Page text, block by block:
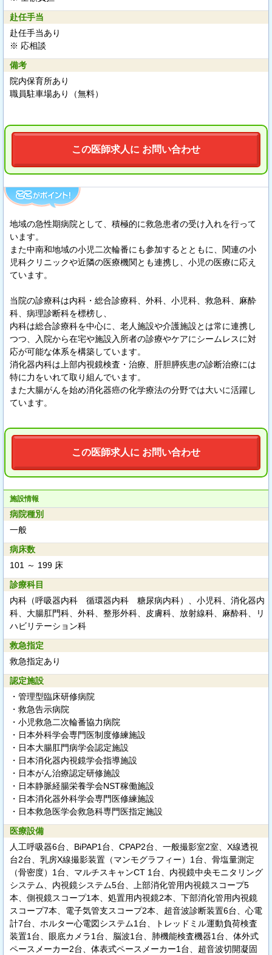
赴任手当
赴任手当あり
※ 応相談
備考
院内保育所あり
職員駐車場あり（無料）
この医師求人に お問い合わせ
地域の急性期病院として、積極的に救急患者の受け入れを行って
います。
また中南和地域の小児二次輪番にも参加するとともに、関連の小
児科クリニックや近隣の医療機関とも連携し、小児の医療に応え
ています。
当院の診療科は内科・総合診療科、外科、小児科、救急科、麻酔
科、病理診断科を標榜し、
内科は総合診療科を中心に、老人施設や介護施設とは常に連携し
つつ、入院から在宅や施設入所者の診療やケアにシームレスに対
応が可能な体系を構築しています。
消化器内科は上部内視鏡検査・治療、肝胆膵疾患の診断治療には
特に力をいれて取り組んでいます。
また大腸がんを始め消化器癌の化学療法の分野では大いに活躍し
ています。
この医師求人に お問い合わせ
施設情報
病院種別
一般
病床数
101 ～ 199 床
診療科目
内科（呼吸器内科 循環器内科 糖尿病内科）、小児科、消化器内
科、大腸肛門科、外科、整形外科、皮膚科、放射線科、麻酔科、リ
ハビリテーション科
救急指定
救急指定あり
認定施設
・管理型臨床研修病院
・救急告示病院
・小児救急二次輪番協力病院
・日本外科学会専門医制度修練施設
・日本大腸肛門病学会認定施設
・日本消化器内視鏡学会指導施設
・日本がん治療認定研修施設
・日本静脈経腸栄養学会NST稼働施設
・日本消化器外科学会専門医修練施設
・日本救急医学会救急科専門医指定施設
医療設備
人工呼吸器6台、BiPAP1台、CPAP2台、一般撮影室2室、X線透視
台2台、乳房X線撮影装置（マンモグラフィー）1台、骨塩量測定
（骨密度）1台、マルチスキャンCT 1台、内視鏡中央モニタリング
システム、内視鏡システム5台、上部消化管用内視鏡スコープ5
本、側視鏡スコープ1本、処置用内視鏡2本、下部消化管用内視鏡
スコープ7本、電子気管支スコープ2本、超音波診断装置6台、心電
計7台、ホルター心電図システム1台、トレッドミル運動負荷検査
装置1台、眼底カメラ1台、脳波1台、肺機能検査機器1台、体外式
ペースメーカー2台、体表式ペースメーカー1台、超音波切開凝固